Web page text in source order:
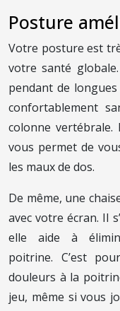
Posture
Votre posture est
votre santé
pendant de
confortablement
colonne vertébrale.
vous permet de
les maux de dos.
De même, une
avec votre écran. Il
elle aide à
poitrine. C’est
douleurs à la
jeu, même si vous